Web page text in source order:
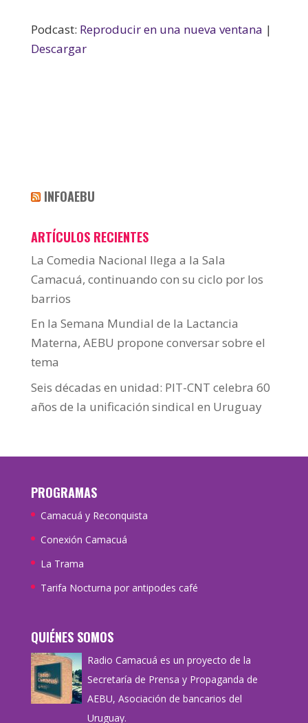
Podcast: Reproducir en una nueva ventana |
Descargar
INFOAEBU
ARTÍCULOS RECIENTES
La Comedia Nacional llega a la Sala
Camacuá, continuando con su ciclo por los
barrios
En la Semana Mundial de la Lactancia
Materna, AEBU propone conversar sobre el
tema
Seis décadas en unidad: PIT-CNT celebra 60
años de la unificación sindical en Uruguay
PROGRAMAS
Camacuá y Reconquista
Conexión Camacuá
La Trama
Tarifa Nocturna por antipodes café
QUIÉNES SOMOS
Radio Camacuá es un proyecto de la
Secretaría de Prensa y Propaganda de
AEBU, Asociación de bancarios del
Uruguay.